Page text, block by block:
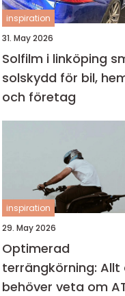
inspiration
31. May 2026
Solfilm i linköping smart
solskydd för bil,
och företag
inspiration
29. May 2026
Optimerad
terrängkörning: Allt
behöver veta om